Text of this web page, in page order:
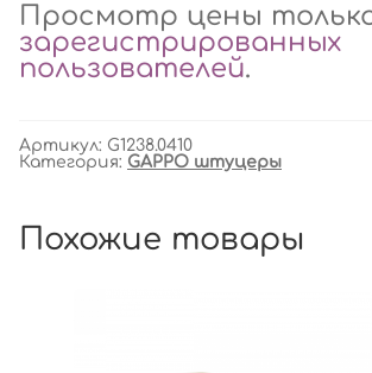
Просмотр цены
зарегистрированных
пользователей.
Артикул: G1238.0410
Категория: GAPPO штуцеры
Похожие товары